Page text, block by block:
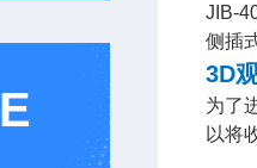
JIB-
侧插
3D
为了
以将